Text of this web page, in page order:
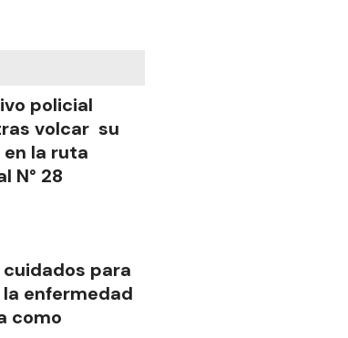
policial
volcar su
la ruta
N° 28
cuidados para
enfermedad
como